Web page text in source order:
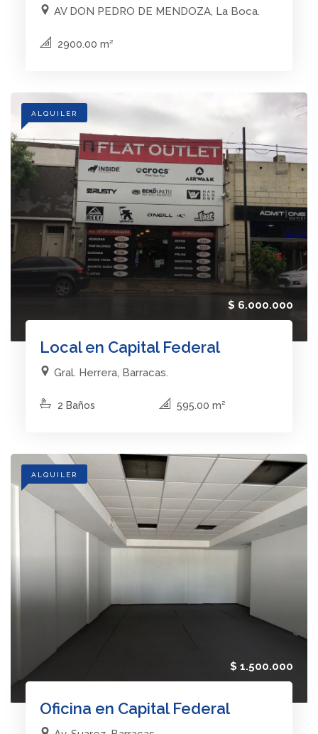
AV DON PEDRO DE MENDOZA, La Boca.
2900.00 m²
ALQUILER
$ 6.000.000
Local en Capital Federal
Gral. Herrera, Barracas.
2 Baños 595.00 m²
ALQUILER
$ 1.500.000
Oficina en Capital Federal